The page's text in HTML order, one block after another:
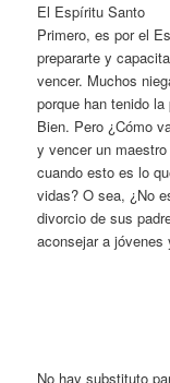
El Espíritu Santo
Primero, es por el
prepararte y
vencer. Muchos
porque han tenido
Bien. Pero ¿Cómo
y vencer un
cuando esto es lo
vidas? O sea, ¿No
divorcio de sus
aconsejar a
No hay substituto